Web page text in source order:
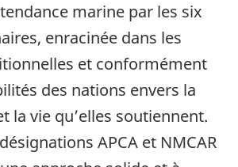
marine par les six
enracinée dans les
et conformément
des nations envers la
la vie qu’elles soutiennent.
APCA et NMCAR